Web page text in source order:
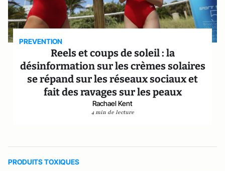
PREVENTION
Reels et coups de soleil : la
désinformation sur les crèmes solaires
se répand sur les réseaux sociaux et
fait des ravages sur les peaux
Rachael Kent
4 min de lecture
PRODUITS TOXIQUES